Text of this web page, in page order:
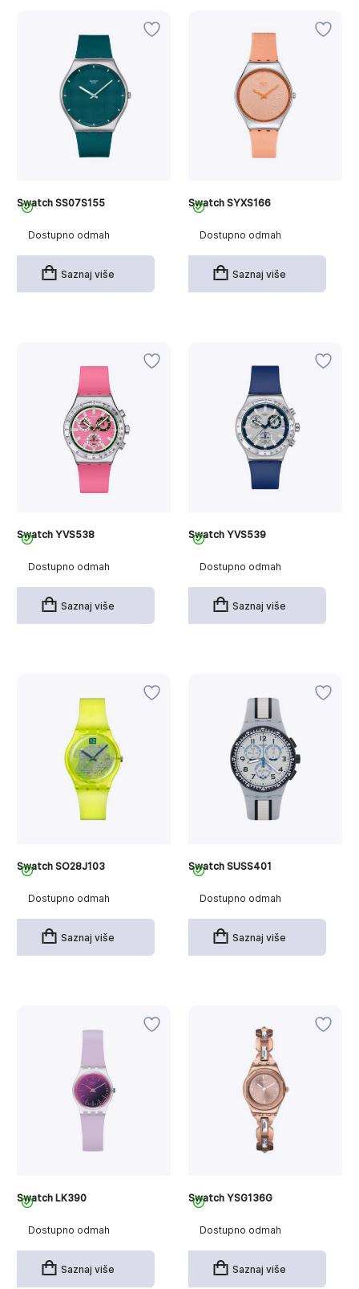
Dostupno odmah
Swatch SS07S155
Saznaj više
Dostupno odmah
Swatch SYXS166
Saznaj više
Dostupno odmah
Swatch YVS538
Saznaj više
Dostupno odmah
Swatch YVS539
Saznaj više
Dostupno odmah
Swatch SO28J103
Saznaj više
Dostupno odmah
Swatch SUSS401
Saznaj više
Dostupno odmah
Swatch LK390
Saznaj više
Dostupno odmah
Swatch YSG136G
Saznaj više